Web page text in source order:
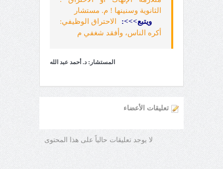
الثانوية وسنينها ! م. مستشار
ويتبع>>>
:
الاحتراق الوظيفي:
أكره الناس، وأفقد شغفي م
المستشار: د. أحمد عبد الله
تعليقات الأعضاء
لا يوجد تعليقات حالياً على هذا المحتوى